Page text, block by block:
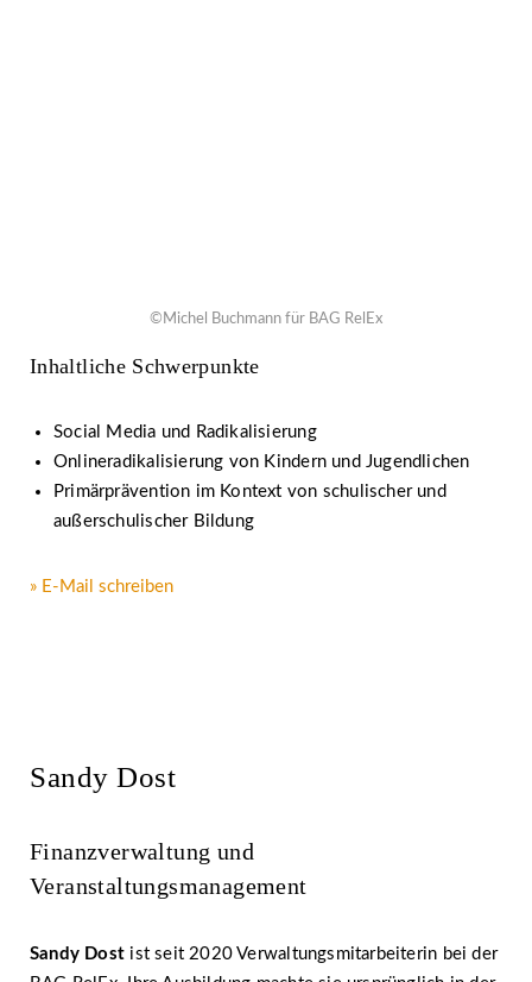
©Michel Buchmann für BAG RelEx
Inhaltliche Schwerpunkte
Social Media und Radikalisierung
Onlineradikalisierung von Kindern und Jugendlichen
Primärprävention im Kontext von schulischer und
außerschulischer Bildung
» E-Mail schreiben
Sandy Dost
Finanzverwaltung und
Veranstaltungsmanagement
Sandy Dost ist seit 2020 Verwaltungsmitarbeiterin bei der